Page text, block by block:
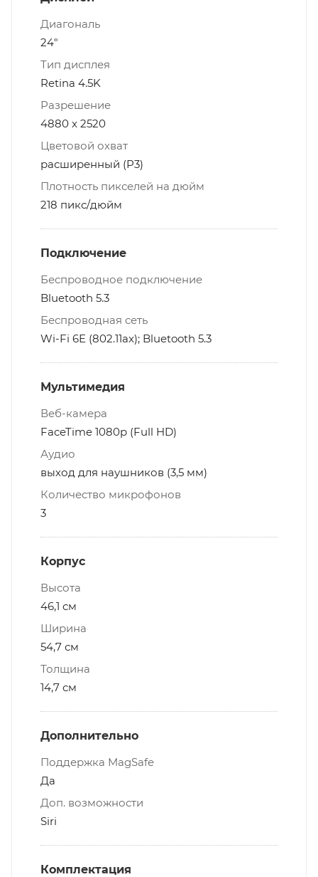
Диагональ
24"
Тип дисплея
Retina 4.5K
Разрешение
4880 x 2520
Цветовой охват
расширенный (P3)
Плотность пикселей на дюйм
218 пикс/дюйм
Подключение
Беспроводное подключение
Bluetooth 5.3
Беспроводная сеть
Wi-Fi 6E (802.11ax); Bluetooth 5.3
Мультимедия
Веб-камера
FaceTime 1080p (Full HD)
Аудио
выход для наушников (3,5 мм)
Количество микрофонов
3
Корпус
Высота
46,1 см
Ширина
54,7 см
Толщина
14,7 см
Дополнительно
Поддержка MagSafe
Да
Доп. возможности
Siri
Комплектация